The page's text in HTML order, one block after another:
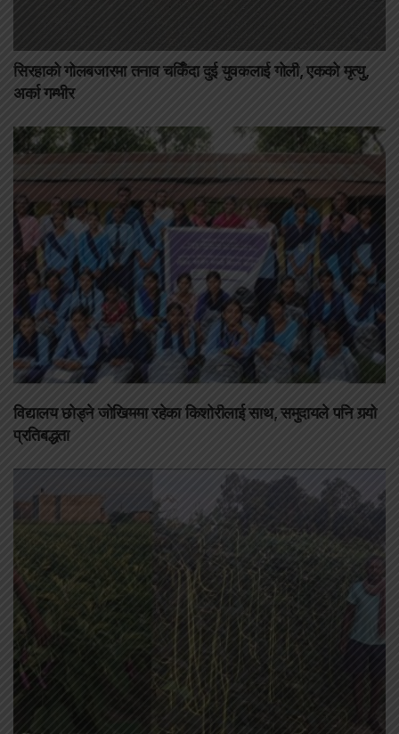
सिरहाको गोलबजारमा तनाव चर्किँदा दुई युवकलाई गोली, एकको मृत्यु,
अर्का गम्भीर
विद्यालय छोड्ने जोखिममा रहेका किशोरीलाई साथ, समुदायले पनि गर्‍यो
प्रतिबद्धता